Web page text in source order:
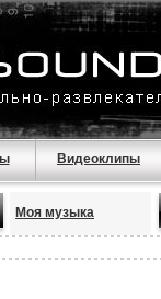
Видеоклипы
Моя музыка